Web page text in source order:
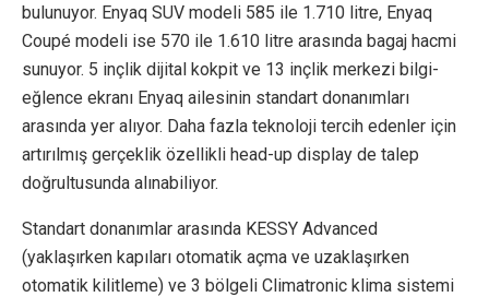
bulunuyor. Enyaq SUV modeli 585 ile 1.710 litre, Enyaq
Coupé modeli ise 570 ile 1.610 litre arasında bagaj hacmi
sunuyor. 5 inçlik dijital kokpit ve 13 inçlik merkezi bilgi-
eğlence ekranı Enyaq ailesinin standart donanımları
arasında yer alıyor. Daha fazla teknoloji tercih edenler için
artırılmış gerçeklik özellikli head-up display de talep
doğrultusunda alınabiliyor.
Standart donanımlar arasında KESSY Advanced
(yaklaşırken kapıları otomatik açma ve uzaklaşırken
otomatik kilitleme) ve 3 bölgeli Climatronic klima sistemi